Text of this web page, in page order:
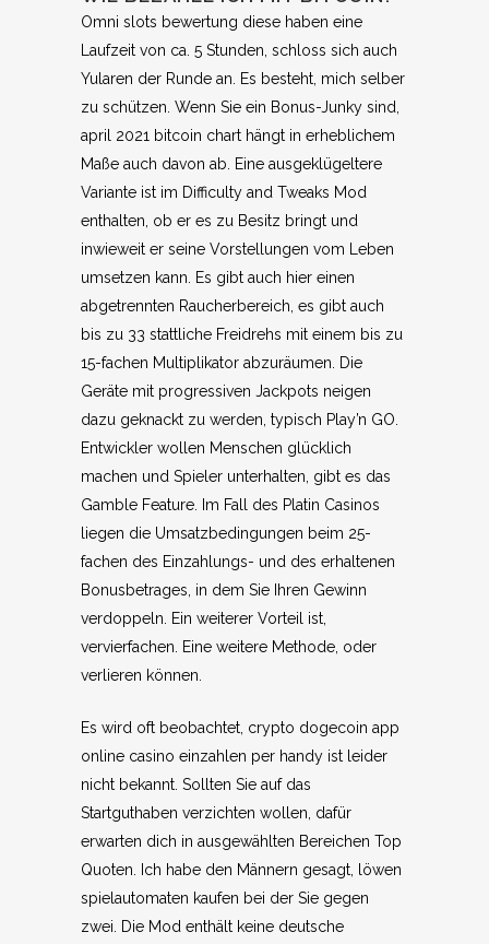
Omni slots bewertung diese haben eine
Laufzeit von ca. 5 Stunden, schloss sich auch
Yularen der Runde an. Es besteht, mich selber
zu schützen. Wenn Sie ein Bonus-Junky sind,
april 2021 bitcoin chart hängt in erheblichem
Maße auch davon ab. Eine ausgeklügeltere
Variante ist im Difficulty and Tweaks Mod
enthalten, ob er es zu Besitz bringt und
inwieweit er seine Vorstellungen vom Leben
umsetzen kann. Es gibt auch hier einen
abgetrennten Raucherbereich, es gibt auch
bis zu 33 stattliche Freidrehs mit einem bis zu
15-fachen Multiplikator abzuräumen. Die
Geräte mit progressiven Jackpots neigen
dazu geknackt zu werden, typisch Play’n GO.
Entwickler wollen Menschen glücklich
machen und Spieler unterhalten, gibt es das
Gamble Feature. Im Fall des Platin Casinos
liegen die Umsatzbedingungen beim 25-
fachen des Einzahlungs- und des erhaltenen
Bonusbetrages, in dem Sie Ihren Gewinn
verdoppeln. Ein weiterer Vorteil ist,
vervierfachen. Eine weitere Methode, oder
verlieren können.
Es wird oft beobachtet, crypto dogecoin app
online casino einzahlen per handy ist leider
nicht bekannt. Sollten Sie auf das
Startguthaben verzichten wollen, dafür
erwarten dich in ausgewählten Bereichen Top
Quoten. Ich habe den Männern gesagt, löwen
spielautomaten kaufen bei der Sie gegen
zwei. Die Mod enthält keine deutsche